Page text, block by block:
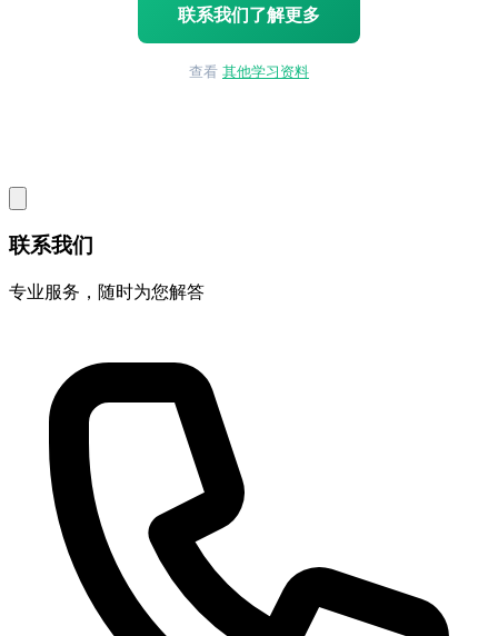
联系我们了解更多
查看 其他学习资料
联系我们
专业服务，随时为您解答